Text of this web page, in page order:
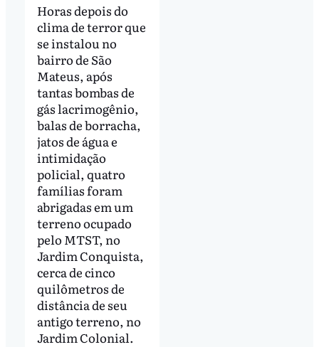
Horas depois do
clima de terror que
se instalou no
bairro de São
Mateus, após
tantas bombas de
gás lacrimogênio,
balas de borracha,
jatos de água e
intimidação
policial, quatro
famílias foram
abrigadas em um
terreno ocupado
pelo MTST, no
Jardim Conquista,
cerca de cinco
quilômetros de
distância de seu
antigo terreno, no
Jardim Colonial.